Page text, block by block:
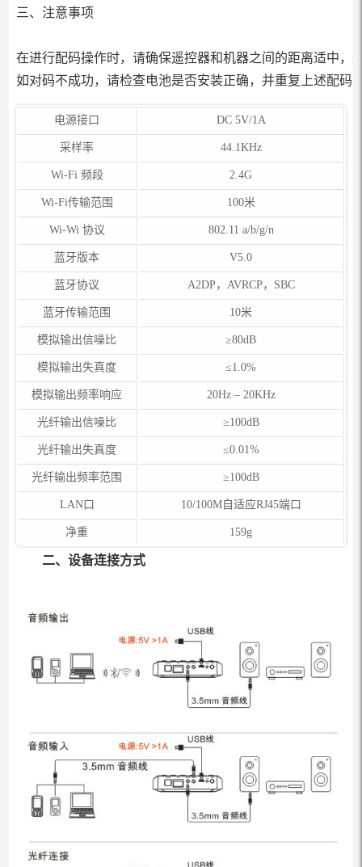
三、注意事项
在进行配码操作时，请确保遥控器和机器之间的距离适中，
如对码不成功，请检查电池是否安装正确，并重复上述配码
电源接口 DC 5V/1A
采样率 44.1KHz
Wi-Fi 频段 2.4G
Wi-Fi传输范围 100米
Wi-Wi 协议 802.11 a/b/g/n
蓝牙版本 V5.0
蓝牙协议 A2DP，AVRCP，SBC
蓝牙传输范围 10米
模拟输出信噪比 ≥80dB
模拟输出失真度 ≤1.0%
模拟输出频率响应 20Hz – 20KHz
光纤输出信噪比 ≥100dB
光纤输出失真度 ≤0.01%
光纤输出频率范围 ≥100dB
LAN口 10/100M自适应RJ45端口
净重 159g
二、设备连接方式